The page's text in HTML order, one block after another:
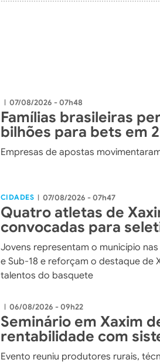
| 07/08/2026 - 07h48
Famílias brasileiras
bilhões para bets em
Empresas de apostas
CIDADES | 07/08/2026 - 07h47
Quatro atletas de
convocadas para
Catarinense de
Jovens representam o município
e Sub-18 e reforçam o destaque de
talentos do basquete
| 06/08/2026 - 09h22
Seminário em Xaxim
rentabilidade com
integrados
Evento reuniu produtores rurais,